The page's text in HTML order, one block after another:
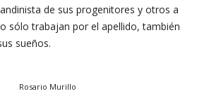
de sus progenitores y otros a
sólo trabajan por el apellido, también
sueños.
Rosario Murillo